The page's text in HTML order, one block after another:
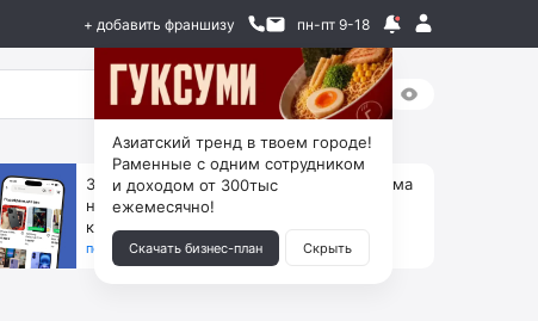
+ добавить франшизу пн-пт 9-18
За 90 тыс. открой магазин на Авито, дома
ни коробок, ни товара, ни склада, зато
каждый месяц +125 тыс. чистыми
получить бизнес-план ↓
Азиатский тренд в твоем городе!
Раменные с одним сотрудником
и доходом от 300тыс
ежемесячно!
Скачать бизнес-план Скрыть